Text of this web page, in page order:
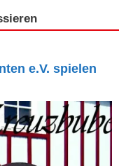
e.V. spielen